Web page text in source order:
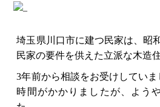
埼玉県川口市に建つ民家は、昭
民家の要件を供えた立派な木造
3年前から相談をお受けしてい
時間がかかりましたが、よう